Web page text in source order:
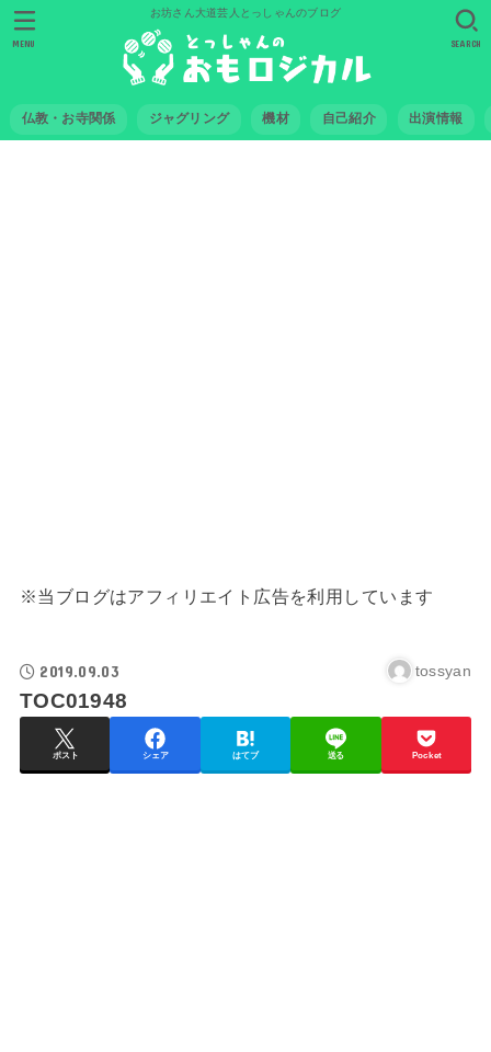
お坊さん大道芸人とっしゃんのブログ
仏教・お寺関係 ジャグリング 機材 自己紹介 出演情報
SEARCH
MENU
※当ブログはアフィリエイト広告を利用しています
2019.09.03 tossyan
TOC01948
ポスト シェア はてブ 送る Pocket